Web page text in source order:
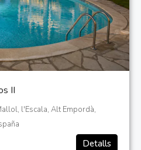
II
l'Escala, Alt Empordà,
Detalls